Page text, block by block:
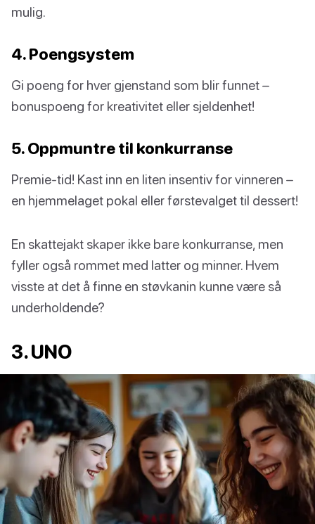
mulig.
4. Poengsystem
Gi poeng for hver gjenstand som blir funnet –
bonuspoeng for kreativitet eller sjeldenhet!
5. Oppmuntre til konkurranse
Premie-tid! Kast inn en liten insentiv for vinneren –
en hjemmelaget pokal eller førstevalget til dessert!
En skattejakt skaper ikke bare konkurranse, men
fyller også rommet med latter og minner. Hvem
visste at det å finne en støvkanin kunne være så
underholdende?
3. UNO